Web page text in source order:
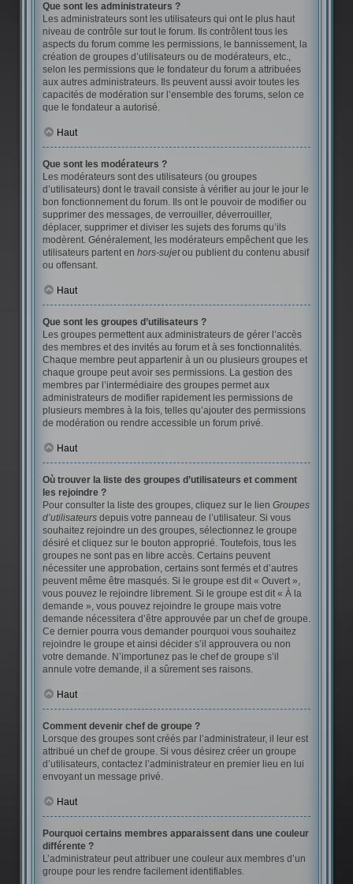
Que sont les administrateurs ?
Les administrateurs sont les utilisateurs qui ont le plus haut
niveau de contrôle sur tout le forum. Ils contrôlent tous les
aspects du forum comme les permissions, le bannissement, la
création de groupes d’utilisateurs ou de modérateurs, etc.,
selon les permissions que le fondateur du forum a attribuées
aux autres administrateurs. Ils peuvent aussi avoir toutes les
capacités de modération sur l’ensemble des forums, selon ce
que le fondateur a autorisé.
Haut
Que sont les modérateurs ?
Les modérateurs sont des utilisateurs (ou groupes
d’utilisateurs) dont le travail consiste à vérifier au jour le jour le
bon fonctionnement du forum. Ils ont le pouvoir de modifier ou
supprimer des messages, de verrouiller, déverrouiller,
déplacer, supprimer et diviser les sujets des forums qu’ils
modèrent. Généralement, les modérateurs empêchent que les
utilisateurs partent en hors-sujetou publient du contenu abusif
ou offensant.
Haut
Que sont les groupes d’utilisateurs ?
Les groupes permettent aux administrateurs de gérer l’accès
des membres et des invités au forum et à ses fonctionnalités.
Chaque membre peut appartenir à un ou plusieurs groupes et
chaque groupe peut avoir ses permissions. La gestion des
membres par l’intermédiaire des groupes permet aux
administrateurs de modifier rapidement les permissions de
plusieurs membres à la fois, telles qu’ajouter des permissions
de modération ou rendre accessible un forum privé.
Haut
Où trouver la liste des groupes d’utilisateurs et comment
les rejoindre ?
Pour consulter la liste des groupes, cliquez sur le lien Groupes
d’utilisateursdepuis votre panneau de l’utilisateur. Si vous
souhaitez rejoindre un des groupes, sélectionnez le groupe
désiré et cliquez sur le bouton approprié. Toutefois, tous les
groupes ne sont pas en libre accès. Certains peuvent
nécessiter une approbation, certains sont fermés et d’autres
peuvent même être masqués. Si le groupe est dit « Ouvert »,
vous pouvez le rejoindre librement. Si le groupe est dit « À la
demande », vous pouvez rejoindre le groupe mais votre
demande nécessitera d’être approuvée par un chef de groupe.
Ce dernier pourra vous demander pourquoi vous souhaitez
rejoindre le groupe et ainsi décider s’il approuvera ou non
votre demande. N’importunez pas le chef de groupe s’il
annule votre demande, il a sûrement ses raisons.
Haut
Comment devenir chef de groupe ?
Lorsque des groupes sont créés par l’administrateur, il leur est
attribué un chef de groupe. Si vous désirez créer un groupe
d’utilisateurs, contactez l’administrateur en premier lieu en lui
envoyant un message privé.
Haut
Pourquoi certains membres apparaissent dans une couleur
différente ?
L’administrateur peut attribuer une couleur aux membres d’un
groupe pour les rendre facilement identifiables.